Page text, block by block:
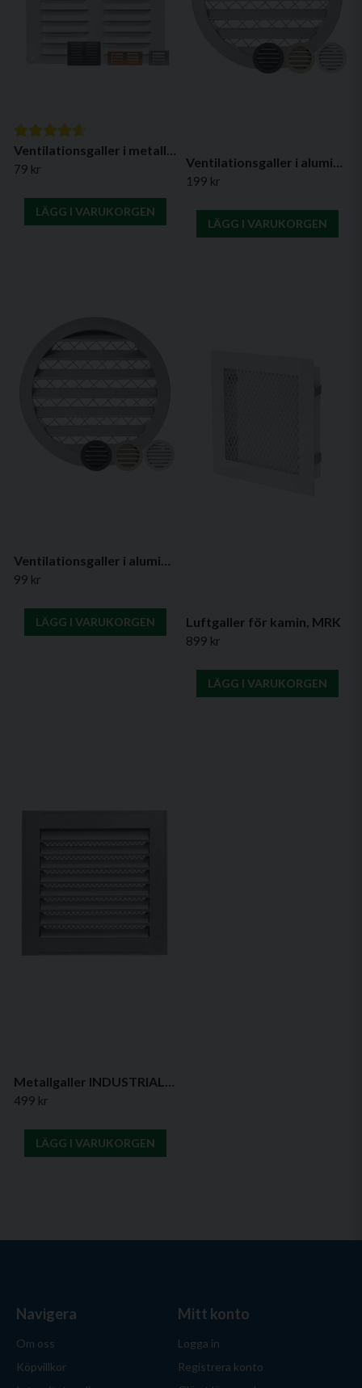
Ventilationsgaller i metall, MR-serien (olika färger/material)
79 kr
LÄGG I VARUKORGEN
Ventilationsgaller i aluminium, Ø 160 mm (olika färger)
199 kr
LÄGG I VARUKORGEN
99 kr
LÄGG I VARUKORGEN Luftgaller för kamin, MRK
899 kr
LÄGG I VARUKORGEN
Metallgaller INDUSTRIAL MRF – robust ventilationsgaller för krävande miljöer
499 kr
LÄGG I VARUKORGEN
Navigera
Om oss
Köpvillkor
Mitt konto
Logga in
Registrera konto